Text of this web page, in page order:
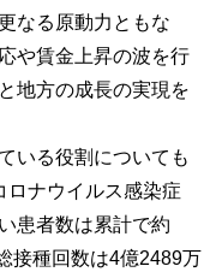
なる原動力ともな
や賃金上昇の波を行
地方の成長の実現を
いる役割についても
ロナウイルス感染症
患者数は累計で約
接種回数は4億2489万